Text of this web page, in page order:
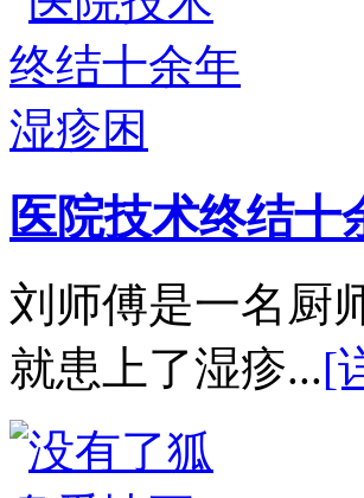
医院技术终结十
刘师傅是一名厨
就患上了湿疹...[